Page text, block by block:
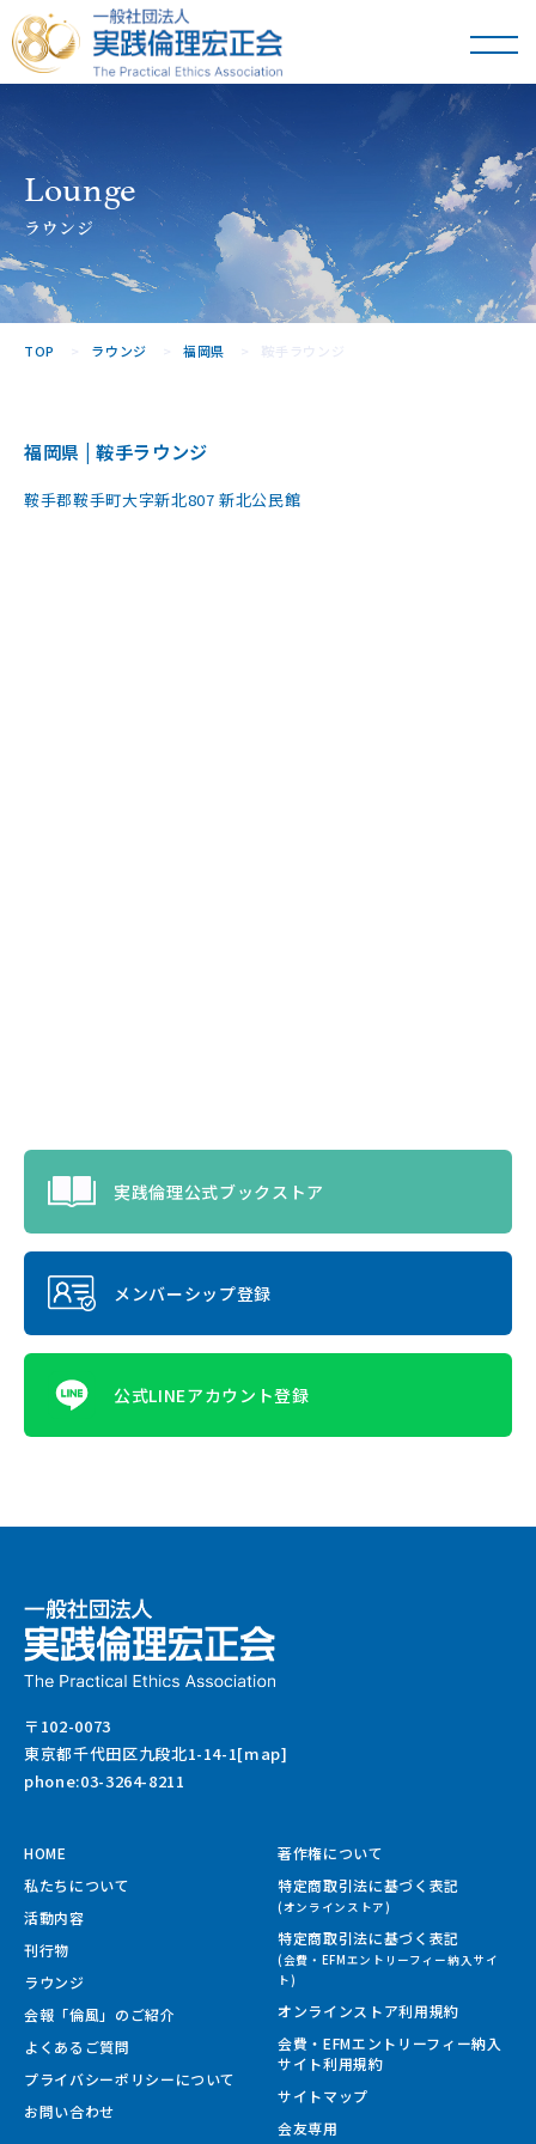
一般社団法人
実践倫理宏正会
Lounge
ラウンジ
TOP ラウンジ 福岡県 鞍手ラウンジ
福岡県 | 鞍手ラウンジ
鞍手郡鞍手町大字新北807 新北公民館
実践倫理公式ブックストア
メンバーシップ登録
公式LINEアカウント登録
〒102-0073
東京都千代田区九段北1-14-1[map]
phone:03-3264-8211
HOME
私たちについて
活動内容
刊行物
ラウンジ
会報「倫風」のご紹介
よくあるご質問
プライバシーポリシーについて
お問い合わせ
著作権について
特定商取引法に基づく表記
(オンラインストア)
特定商取引法に基づく表記
(会費・EFMエントリーフィー納入サイ
ト)
オンラインストア利用規約
会費・EFMエントリーフィー納入
サイト利用規約
サイトマップ
会友専用